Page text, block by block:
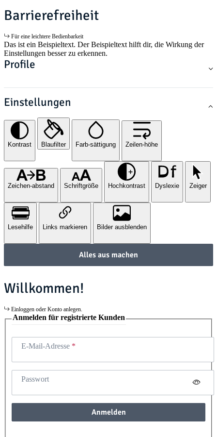
Barrierefreiheit
Für eine leichtere Bedienbarkeit
Das ist ein Beispieltext. Der Beispieltext hilft dir, die Wirkung der
Einstellungen besser zu erkennen.
Profile
Einstellungen
Kontrast Blaufilter Farb-sättigung Zeilen-höhe
Zeichen-abstand Schriftgröße Hochkontrast Dyslexie Zeiger
Lesehilfe Links markieren Bilder ausblenden
Alles aus machen
Willkommen!
Einloggen oder Konto anlegen.
Anmelden für registrierte Kunden
E-Mail-Adresse
Passwort
Anmelden